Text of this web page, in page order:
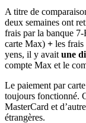
A titre de
deux semaines ont
frais par la banque 7-
carte Max) + les
yens, il y avait une
compte Max et le
Le paiement par
toujours fonctionné.
MasterCard et
étrangères.